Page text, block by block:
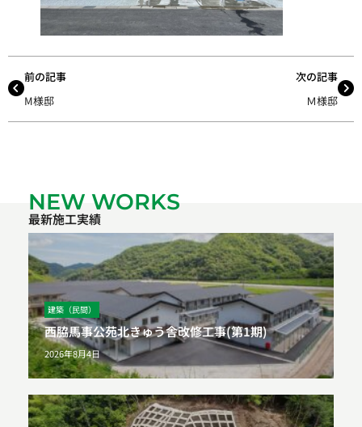
前の記事
M様邸
次の記事
Ｍ様邸
NEW WORKS
最新施工実績
建築（民間）
西脇馬事公苑北きゅう舎改修工事(第1期)
2026年8月4日